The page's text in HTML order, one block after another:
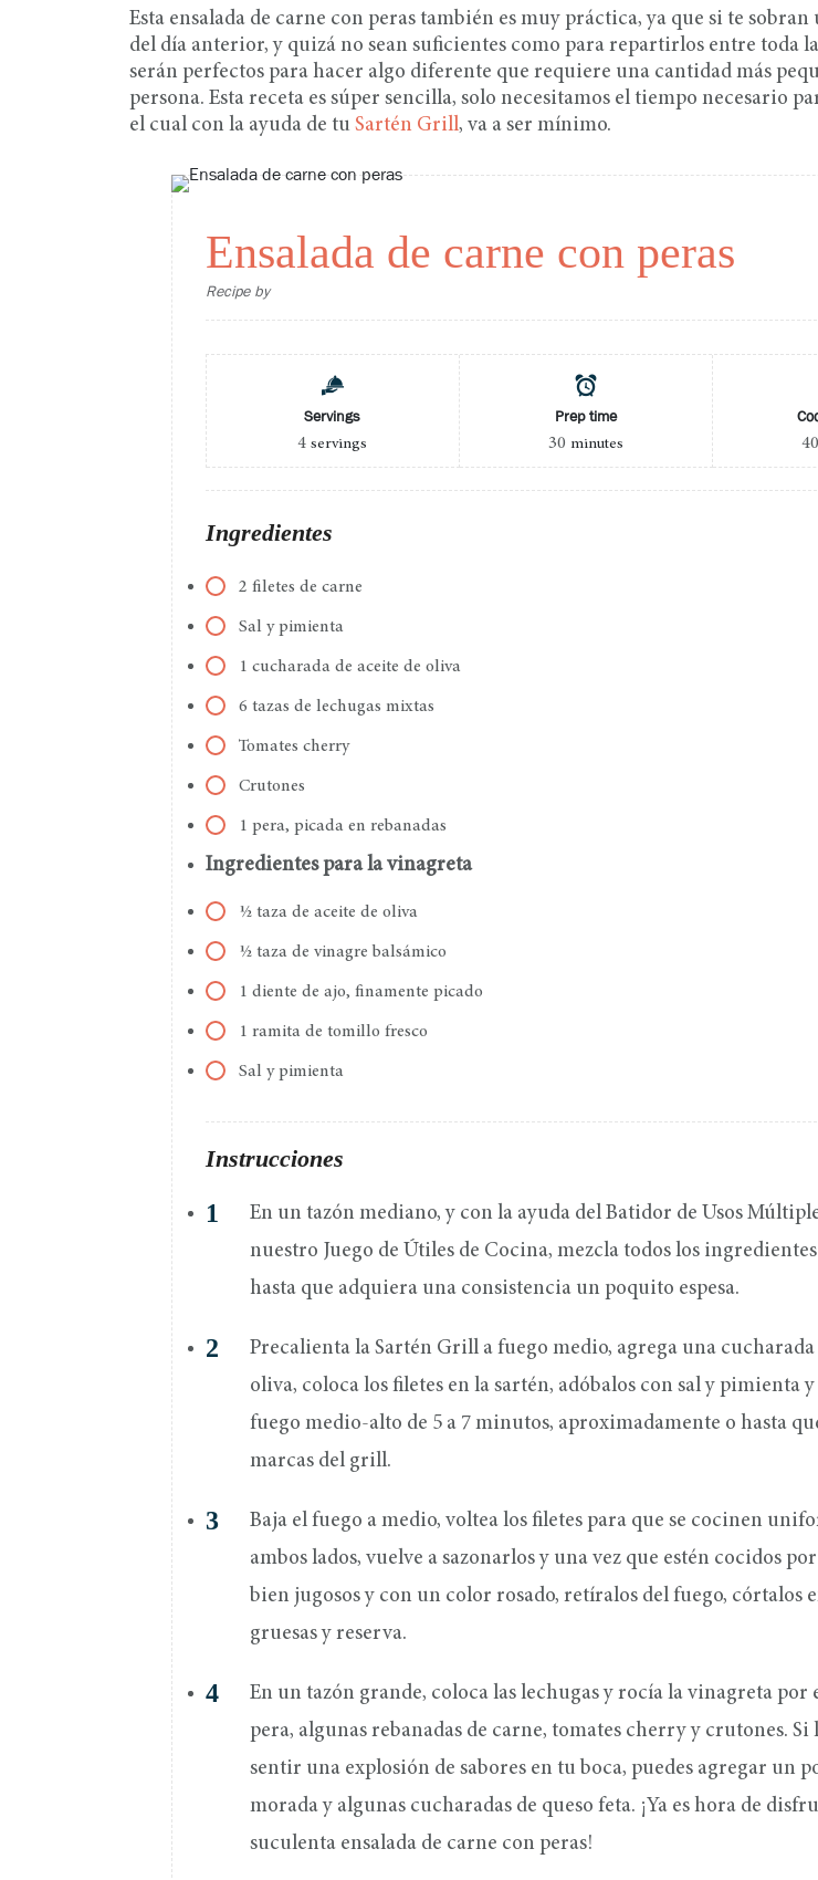
Esta ensalada de carne con peras también es muy práctica, ya que si te
del día anterior, y quizá no sean suficientes como para repartirlos entre toda
serán perfectos para hacer algo diferente que requiere una cantidad más
persona. Esta receta es súper sencilla, solo necesitamos el tiempo necesario
el cual con la ayuda de tu Sartén Grill, va a ser mínimo.
Ensalada de carne con peras
Recipe by
Servings
4 servings
Prep time
30 minutes 40
Ingredientes
2 filetes de carne
Sal y pimienta
1 cucharada de aceite de oliva
6 tazas de lechugas mixtas
Tomates cherry
Crutones
1 pera, picada en rebanadas
Ingredientes para la vinagreta
½ taza de aceite de oliva
½ taza de vinagre balsámico
1 diente de ajo, finamente picado
1 ramita de tomillo fresco
Sal y pimienta
Instrucciones
En un tazón mediano, y con la ayuda del Batidor de Usos
nuestro Juego de Útiles de Cocina, mezcla todos los
hasta que adquiera una consistencia un poquito espesa.
Precalienta la Sartén Grill a fuego medio, agrega una cucharada
oliva, coloca los filetes en la sartén, adóbalos con sal y pimienta
fuego medio-alto de 5 a 7 minutos, aproximadamente o hasta
marcas del grill.
Baja el fuego a medio, voltea los filetes para que se cocinen
ambos lados, vuelve a sazonarlos y una vez que estén cocidos
bien jugosos y con un color rosado, retíralos del fuego, córtalos
gruesas y reserva.
En un tazón grande, coloca las lechugas y rocía la vinagreta por
pera, algunas rebanadas de carne, tomates cherry y crutones. Si
sentir una explosión de sabores en tu boca, puedes agregar un
morada y algunas cucharadas de queso feta. ¡Ya es hora de
suculenta ensalada de carne con peras!